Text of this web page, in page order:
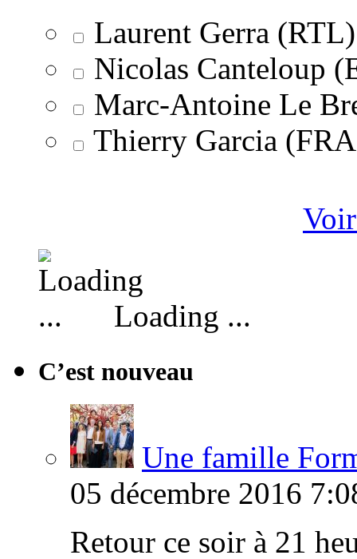
Laurent Gerra (RTL)
Nicolas Canteloup
Marc-Antoine Le
Thierry Garcia
Loading ...
C’est nouveau
Une famille
05 décembre 2016
Retour ce soir à 21